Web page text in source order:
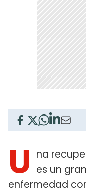
U na
es un
enfermedad